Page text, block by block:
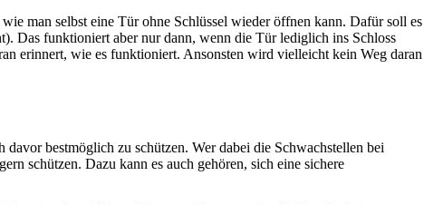
man selbst eine Tür ohne Schlüssel wieder öffnen kann. Dafür soll es
Das funktioniert aber nur dann, wenn die Tür lediglich ins Schloss
erinnert, wie es funktioniert. Ansonsten wird vielleicht kein Weg daran
bestmöglich zu schützen. Wer dabei die Schwachstellen bei
schützen. Dazu kann es auch gehören, sich eine sichere